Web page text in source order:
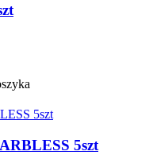
5szt